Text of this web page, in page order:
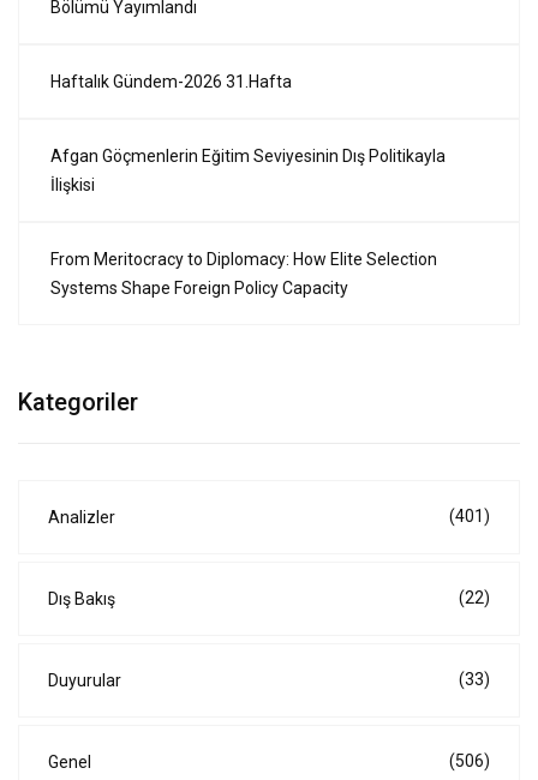
Bölümü Yayımlandı
Haftalık Gündem-2026 31.Hafta
Afgan Göçmenlerin Eğitim Seviyesinin Dış Politikayla
İlişkisi
From Meritocracy to Diplomacy: How Elite Selection
Systems Shape Foreign Policy Capacity
Kategoriler
Analizler (401)
Dış Bakış (22)
Duyurular (33)
Genel (506)